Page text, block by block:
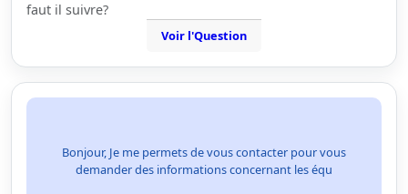
faut il suivre?
Voir l'Question
Bonjour, Je me permets de vous contacter pour vous
demander des informations concernant les équ